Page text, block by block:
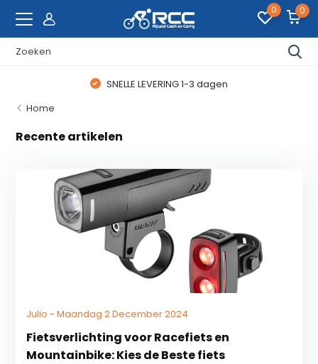
0 0
SNELLE LEVERING 1-3 dagen
Home
Recente artikelen
Julio - Maandag 2 December 2024
Fietsverlichting voor Racefiets en
Mountainbike: Kies de Beste fiets